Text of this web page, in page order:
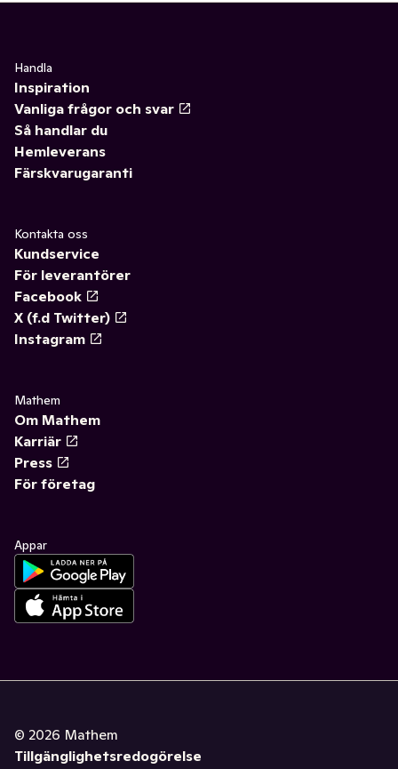
Handla
Inspiration
Vanliga frågor och svar
Så handlar du
Hemleverans
Färskvarugaranti
Kontakta oss
Kundservice
För leverantörer
Facebook
X (f.d Twitter)
Instagram
Mathem
Om Mathem
Karriär
Press
För företag
Appar
© 2026 Mathem
Tillgänglighetsredogörelse